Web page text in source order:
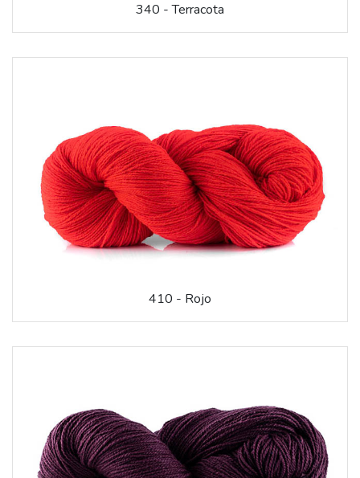
340 - Terracota
410 - Rojo